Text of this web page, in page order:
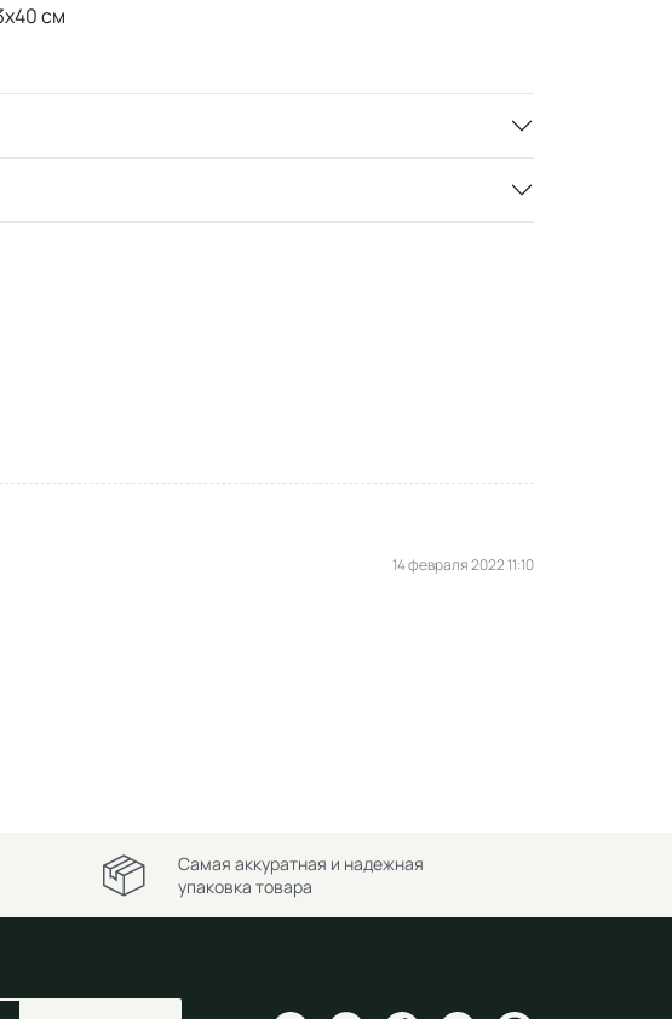
см
14 февраля 2022 11:10
Самая аккуратная и надежная
упаковка товара